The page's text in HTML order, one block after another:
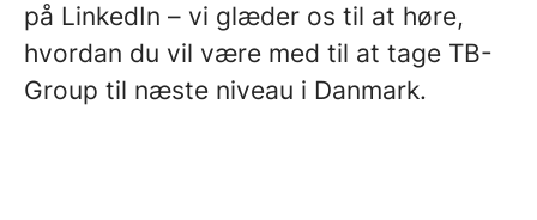
på LinkedIn – vi glæder os til at høre,
hvordan du vil være med til at tage TB-
Group til næste niveau i Danmark.